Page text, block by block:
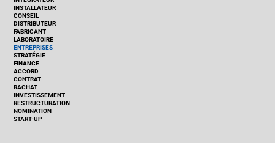
INSTALLATEUR
CONSEIL
DISTRIBUTEUR
FABRICANT
LABORATOIRE
ENTREPRISES
STRATÉGIE
FINANCE
ACCORD
CONTRAT
RACHAT
INVESTISSEMENT
RESTRUCTURATION
NOMINATION
START-UP